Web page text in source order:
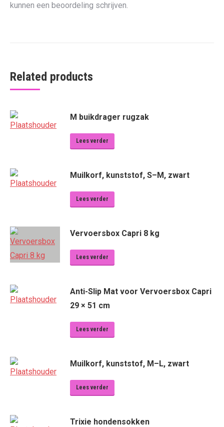
kunnen een beoordeling schrijven.
Related products
M buikdrager rugzak
Lees verder
Muilkorf, kunststof, S–M, zwart
Lees verder
Vervoersbox Capri 8 kg
Lees verder
Anti-Slip Mat voor Vervoersbox Capri
29 × 51 cm
Lees verder
Muilkorf, kunststof, M–L, zwart
Lees verder
Trixie hondensokken